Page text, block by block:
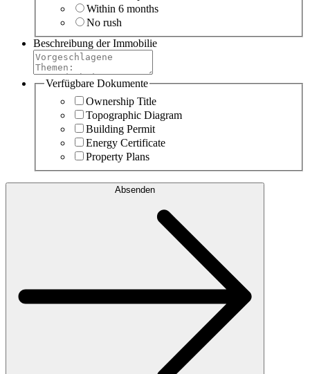
Within 6 months
No rush
Beschreibung der Immobilie
Verfügbare Dokumente
Ownership Title
Topographic Diagram
Building Permit
Energy Certificate
Property Plans
Absenden